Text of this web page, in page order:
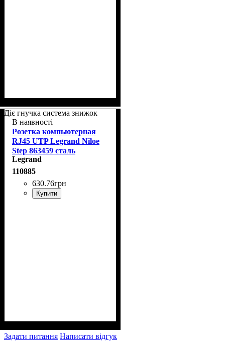
Діє гнучка система знижок
В наявності
Розетка компьютерная
RJ45 UTP Legrand Niloe
Step 863459 сталь
Legrand
110885
630.76грн
Купити
Задати питання Написати відгук